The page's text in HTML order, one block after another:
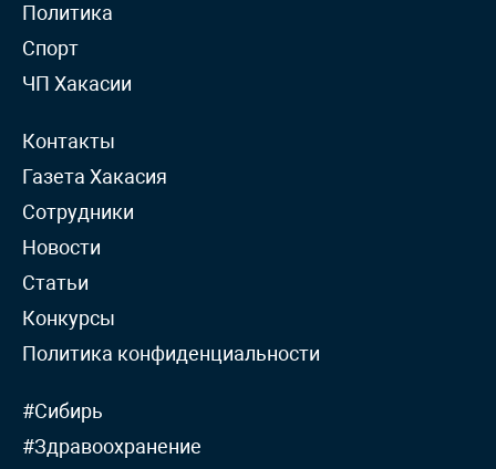
Политика
Спорт
ЧП Хакасии
Контакты
Газета Хакасия
Сотрудники
Новости
Статьи
Конкурсы
Политика конфиденциальности
#Сибирь
#Здравоохранение